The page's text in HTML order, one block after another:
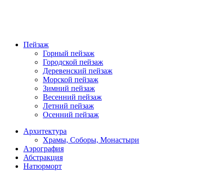
Пейзаж
Горный пейзаж
Городской пейзаж
Деревенский пейзаж
Морской пейзаж
Зимний пейзаж
Весенний пейзаж
Летний пейзаж
Осенний пейзаж
Архитектура
Храмы, Соборы, Монастыри
Аэрография
Абстракция
Натюрморт